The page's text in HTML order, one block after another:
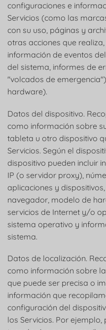
configuraciones e
Servicios (como las
con su uso, páginas y
otras acciones que
información de eventos
del sistema, informes de
"volcados de
hardware).
Datos del dispositivo.
como información sobre
tableta u otro dispositivo
Servicios. Según el
dispositivo pueden incluir
IP (o servidor proxy),
aplicaciones y
navegador, modelo de
servicios de Internet y/o
sistema operativo y
sistema.
Datos de localización.
como información sobre
que puede ser precisa o
información que
configuración del
los Servicios. Por